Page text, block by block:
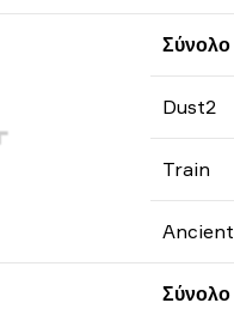
Σύνολο
Dust2
Train
Ancient
Σύνολο